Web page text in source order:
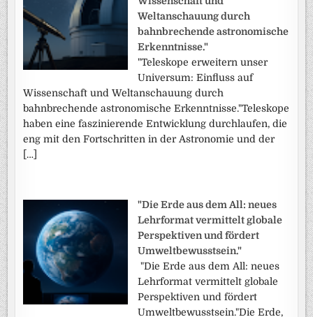
Weltanschauung durch
bahnbrechende astronomische
Erkenntnisse."
"Teleskope erweitern unser
Universum: Einfluss auf
Wissenschaft und Weltanschauung durch
bahnbrechende astronomische Erkenntnisse."Teleskope
haben eine faszinierende Entwicklung durchlaufen, die
eng mit den Fortschritten in der Astronomie und der
[…]
"Die Erde aus dem All: neues
Lehrformat vermittelt globale
Perspektiven und fördert
Umweltbewusstsein."
"Die Erde aus dem All: neues
Lehrformat vermittelt globale
Perspektiven und fördert
Umweltbewusstsein."Die Erde,